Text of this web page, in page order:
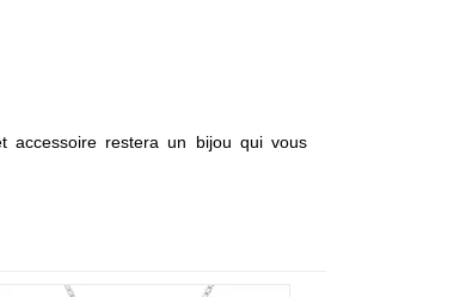
accessoire restera un bijou qui vous